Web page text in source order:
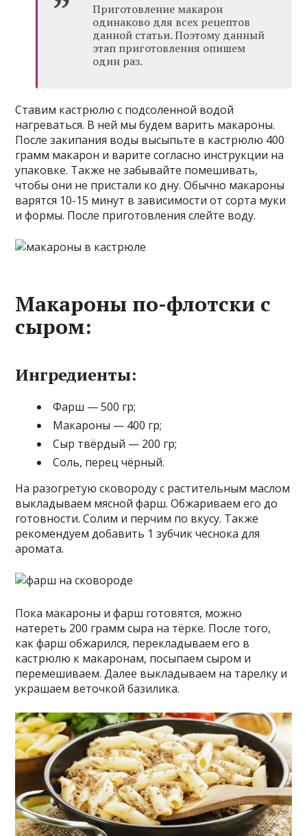
Приготовление макарон
одинаково для всех рецептов
данной статьи. Поэтому данный
этап приготовления опишем
один раз.
Ставим кастрюлю с подсоленной водой
нагреваться. В ней мы будем варить макароны.
После закипания воды высыпьте в кастрюлю 400
грамм макарон и варите согласно инструкции на
упаковке. Также не забывайте помешивать,
чтобы они не пристали ко дну. Обычно макароны
варятся 10-15 минут в зависимости от сорта муки
и формы. После приготовления слейте воду.
Макароны по-флотски с
сыром:
Ингредиенты:
Фарш — 500 гр;
Макароны — 400 гр;
Сыр твёрдый — 200 гр;
Соль, перец чёрный.
На разогретую сковороду с растительным маслом
выкладываем мясной фарш. Обжариваем его до
готовности. Солим и перчим по вкусу. Также
рекомендуем добавить 1 зубчик чеснока для
аромата.
Пока макароны и фарш готовятся, можно
натереть 200 грамм сыра на тёрке. После того,
как фарш обжарился, перекладываем его в
кастрюлю к макаронам, посыпаем сыром и
перемешиваем. Далее выкладываем на тарелку и
украшаем веточкой базилика.